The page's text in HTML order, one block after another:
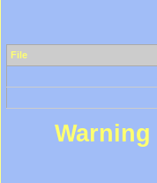
File
Warning